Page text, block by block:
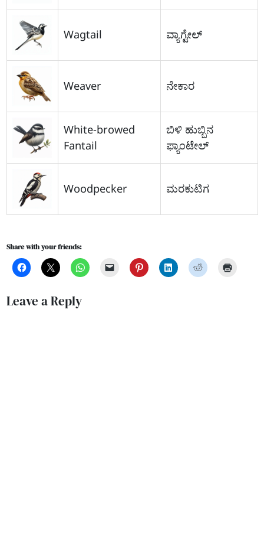
Wagtail ವ್ಯಾಗ್ಟೇಲ್
Weaver ನೇಕಾರ
White-browed
Fantail
ಬಿಳಿ ಹುಬ್ಬಿನ
ಫ್ಯಾಂಟೇಲ್
Woodpecker ಮರಕುಟಿಗ
Share with your friends:
Leave a Reply